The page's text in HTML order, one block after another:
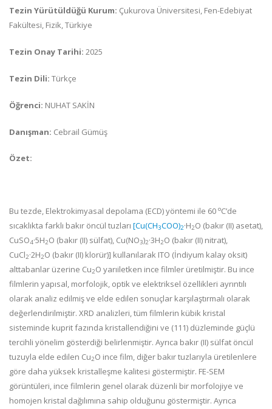
Tezin Yürütüldüğü Kurum: Çukurova Üniversitesi, Fen-Edebiyat
Fakültesi, Fizik, Türkiye
Tezin Onay Tarihi: 2025
Tezin Dili: Türkçe
Öğrenci: NUHAT SAKİN
Danışman: Cebrail Gümüş
Özet:
Bu tezde, Elektrokimyasal depolama (ECD) yöntemi ile 60 oC’de
sıcaklıkta farklı bakır öncül tuzları [Cu(CH3COO)2·H2O (bakır (II) asetat),
CuSO4·5H2O (bakır (II) sülfat), Cu(NO3)2·3H2O (bakır (II) nitrat),
CuCl2·2H2O (bakır (II) klorür)] kullanılarak ITO (İndiyum kalay oksit)
alttabanlar üzerine Cu2O yarıiletken ince filmler üretilmiştir. Bu ince
filmlerin yapısal, morfolojik, optik ve elektriksel özellikleri ayrıntılı
olarak analiz edilmiş ve elde edilen sonuçlar karşılaştırmalı olarak
değerlendirilmiştir. XRD analizleri, tüm filmlerin kübik kristal
sisteminde kuprit fazında kristallendiğini ve (111) düzleminde güçlü
tercihli yönelim gösterdiği belirlenmiştir. Ayrıca bakır (II) sülfat öncül
tuzuyla elde edilen Cu2O ince film, diğer bakır tuzlarıyla üretilenlere
göre daha yüksek kristalleşme kalitesi göstermiştir. FE-SEM
görüntüleri, ince filmlerin genel olarak düzenli bir morfolojiye ve
homojen kristal dağılımına sahip olduğunu göstermiştir. Ayrıca